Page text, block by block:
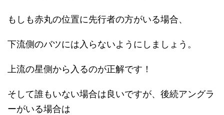
もしも赤丸の位置に先行者の方がいる場合、
下流側のバツには入らないようにしましょう。
上流の星側から入るのが正解です！
そして誰もいない場合は良いですが、後続アングラ
ーがいる場合は